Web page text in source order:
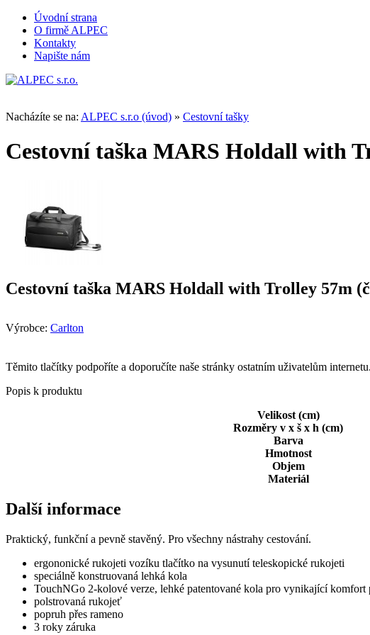
Úvodní strana
O firmě ALPEC
Kontakty
Napište nám
Nacházíte se na: ALPEC s.r.o (úvod) » Cestovní tašky
Cestovní taška MARS Holdall with
Cestovní taška MARS Holdall with Trolley 57m
Výrobce: Carlton
Těmito tlačítky podpoříte a doporučíte naše stránky ostatním uživatelům
Popis k produktu
Velikost (cm)
Rozměry v x š x h (cm)
Barva
Hmotnost
Objem
Materiál
Další informace
Praktický, funkční a pevně stavěný. Pro všechny nástrahy cestování.
ergononické rukojeti vozíku tlačítko na vysunutí teleskopické rukojeti
speciálně konstruovaná lehká kola
TouchNGo 2-kolové verze, lehké patentované kola pro vynikající komfort
polstrovaná rukojeť
popruh přes rameno
3 roky záruka